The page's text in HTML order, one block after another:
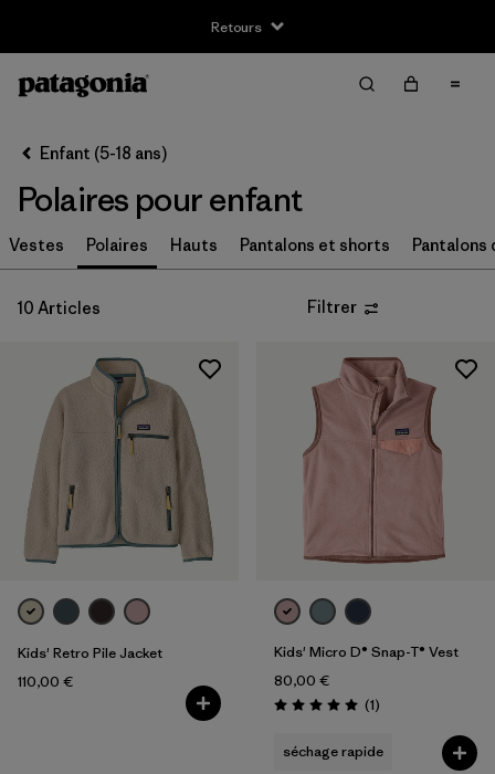
Retours
Filtrer par
Taille
S (10)
M (10)
XL (10)
XXL
Filtrer par
Prix
Filtrer par
Couleur
Enfant (5-18 ans)
Polaires pour enfant
Vestes Polaires Hauts Pantalons et shorts Pantalons
10 Articles Filtrer
Kids' Retro Pile Jacket
110,00 €
Kids' Micro D® Snap-T® Vest
80,00 €
Évaluation: 5.0 / 5
(1Avis
)
séchage rapide